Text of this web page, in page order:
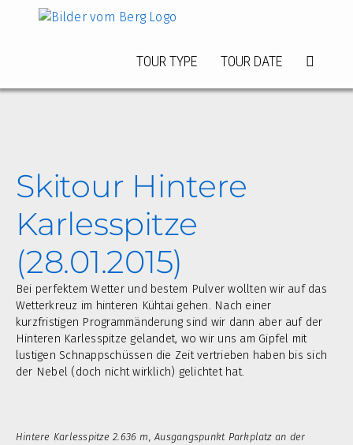
TOUR TYPE TOUR DATE
Skitour Hintere
Karlesspitze
(28.01.2015)
Bei perfektem Wetter und bestem Pulver wollten wir auf das
Wetterkreuz im hinteren Kühtai gehen. Nach einer
kurzfristigen Programmänderung sind wir dann aber auf der
Hinteren Karlesspitze gelandet, wo wir uns am Gipfel mit
lustigen Schnappschüssen die Zeit vertrieben haben bis sich
der Nebel (doch nicht wirklich) gelichtet hat.
Hintere Karlesspitze 2.636 m, Ausgangspunkt Parkplatz an der